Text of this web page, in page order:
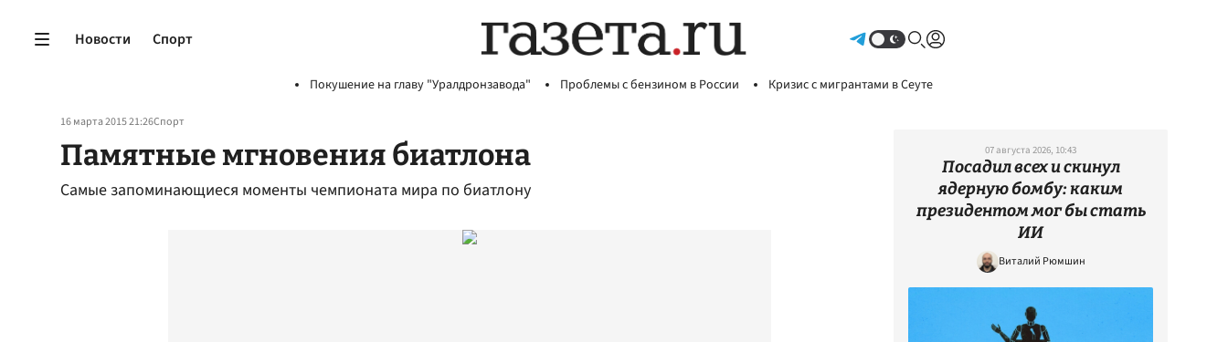
Новости Спорт
Покушение на главу "Уралдронзавода" Проблемы с бензином в России Кризис с мигрантами в Сеуте
16 марта 2015 21:26Спорт
Памятные мгновения биатлона
Самые запоминающиеся моменты чемпионата мира по биатлону
07 августа 2026, 10:43
Посадил всех и скинул
ядерную бомбу: каким
президентом мог бы стать
ИИ
Виталий Рюмшин